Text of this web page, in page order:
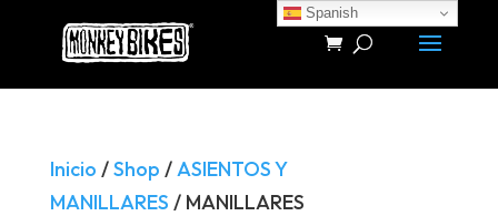
Búsqueda
productos
Inicio /Shop /ASIENTOS Y
MANILLARES / MANILLARES
Spanish